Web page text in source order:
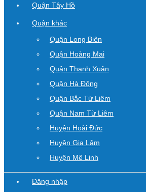
Quận Tây Hồ
Quận khác
Quận Long Biên
Quận Hoàng Mai
Quận Thanh Xuân
Quận Hà Đông
Quận Bắc Từ Liêm
Quận Nam Từ Liêm
Huyện Hoài Đức
Huyện Gia Lâm
Huyện Mê Linh
Đăng nhập